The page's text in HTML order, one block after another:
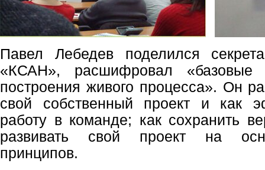
Павел Лебедев поделился
«КСАН», расшифровал «базовые
построения живого процесса». Он
свой собственный проект и как
работу в команде; как сохранить
развивать свой проект на
принципов.